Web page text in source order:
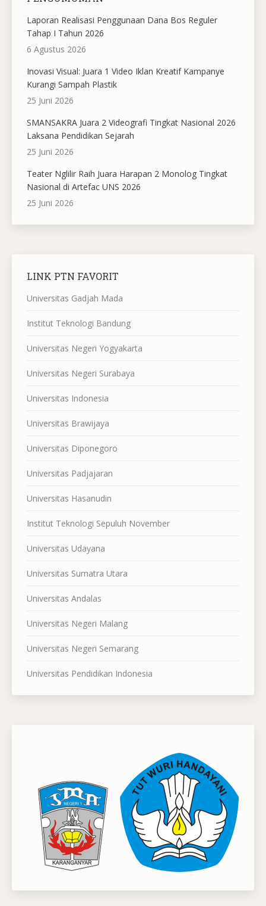
Laporan Realisasi Penggunaan Dana Bos Reguler
Tahap I Tahun 2026
6 Agustus 2026
Inovasi Visual: Juara 1 Video Iklan Kreatif Kampanye
Kurangi Sampah Plastik
25 Juni 2026
SMANSAKRA Juara 2 Videografi Tingkat Nasional 2026
Laksana Pendidikan Sejarah
25 Juni 2026
Teater Nglilir Raih Juara Harapan 2 Monolog Tingkat
Nasional di Artefac UNS 2026
25 Juni 2026
LINK PTN FAVORIT
Universitas Gadjah Mada
Institut Teknologi Bandung
Universitas Negeri Yogyakarta
Universitas Negeri Surabaya
Universitas Indonesia
Universitas Brawijaya
Universitas Diponegoro
Universitas Padjajaran
Universitas Hasanudin
Institut Teknologi Sepuluh November
Universitas Udayana
Universitas Sumatra Utara
Universitas Andalas
Universitas Negeri Malang
Universitas Negeri Semarang
Universitas Pendidikan Indonesia